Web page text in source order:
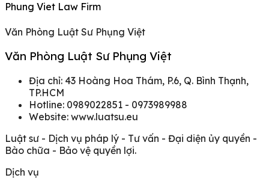
Phung Viet Law Firm
Văn Phòng Luật Sư Phụng Việt
Văn Phòng Luật Sư Phụng Việt
Địa chỉ: 43 Hoàng Hoa Thám, P.6, Q. Bình Thạnh,
TP.HCM
Hotline: 0989022851 - 0973989988
Website: www.luatsu.eu
Luật sư - Dịch vụ pháp lý - Tư vấn - Đại diện ủy quyền -
Bào chữa - Bảo vệ quyền lợi.
Dịch vụ